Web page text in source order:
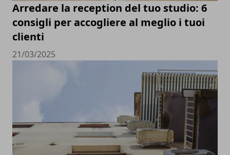
Arredare la reception del tuo studio: 6
consigli per accogliere al meglio i tuoi
clienti
21/03/2025